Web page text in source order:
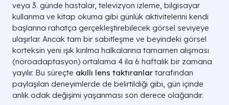
veya 3. günde hastalar, televizyon izleme, bilgisayar
kullanma ve kitap okuma gibi günlük aktivitelerini kendi
başlarına rahatça gerçekleştirebilecek görsel seviyeye
ulaşırlar. Ancak tam bir sabitleşme ve beyindeki görsel
korteksin yeni ışık kırılma halkalarına tamamen alışması
(nöroadaptasyon) ortalama 4 ila 6 haftalık bir zamana
yayılır. Bu süreçte akıllı lens taktıranlar tarafından
paylaşılan deneyimlerde de belirtildiği gibi, gün içinde
anlık odak değişimi yaşanması son derece olağandır.